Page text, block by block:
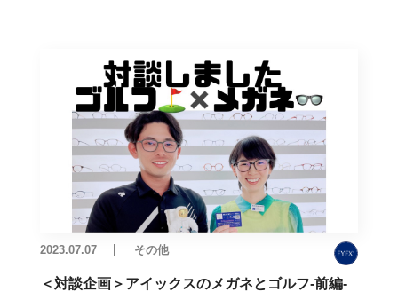
2023.07.07 その他
＜対談企画＞アイックスのメガネとゴルフ-前編-